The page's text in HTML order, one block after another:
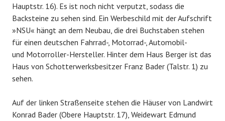
Hauptstr. 16). Es ist noch nicht verputzt, sodass die
Backsteine zu sehen sind. Ein Werbeschild mit der Aufschrift
»NSU« hängt an dem Neubau, die drei Buchstaben stehen
für einen deutschen Fahrrad-, Motorrad-, Automobil-
und Motorroller-Hersteller. Hinter dem Haus Berger ist das
Haus von Schotterwerksbesitzer Franz Bader (Talstr. 1) zu
sehen.
Auf der linken Straßenseite stehen die Häuser von Landwirt
Konrad Bader (Obere Hauptstr. 17), Weidewart Edmund